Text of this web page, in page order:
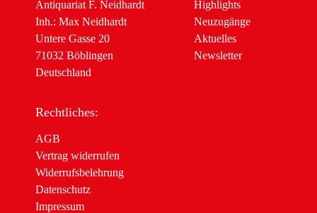
Antiquariat F. Neidhardt
Inh.: Max Neidhardt
Untere Gasse 20
71032 Böblingen
Deutschland
Highlights
Neuzugänge
Aktuelles
Newsletter
Rechtliches:
AGB
Vertrag widerrufen
Widerrufsbelehrung
Datenschutz
Impressum